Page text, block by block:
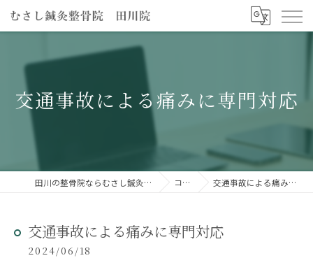
交通事故による痛みに専門対応
田川の整骨院ならむさし鍼灸整骨院 田川院 コラム 交通事故による痛みに専門対応
交通事故による痛みに専門対応
2024/06/18